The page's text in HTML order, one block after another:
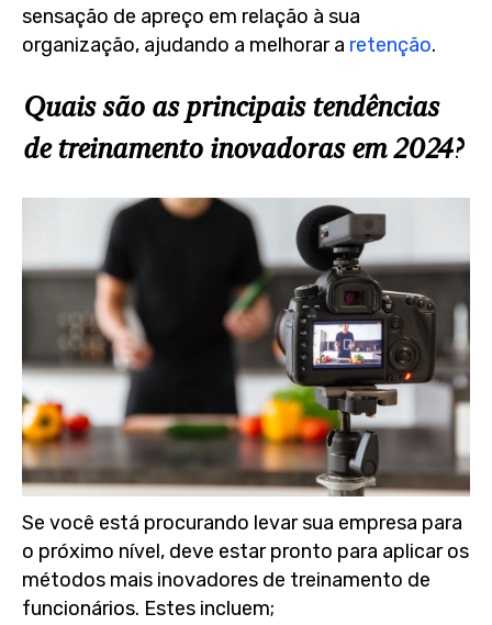
sensação de apreço em relação à sua
organização, ajudando a melhorar a retenção.
Quais são as principais tendências
de treinamento inovadoras em 2024?
Se você está procurando levar sua empresa para
o próximo nível, deve estar pronto para aplicar os
métodos mais inovadores de treinamento de
funcionários. Estes incluem;